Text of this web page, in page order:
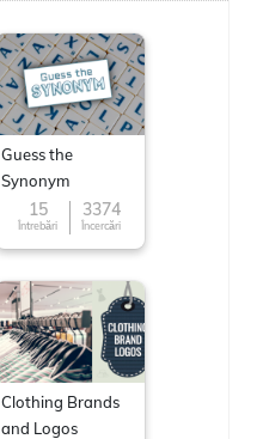
Guess the
Synonym
15
Întrebări
3374
Încercări
Clothing Brands
and Logos